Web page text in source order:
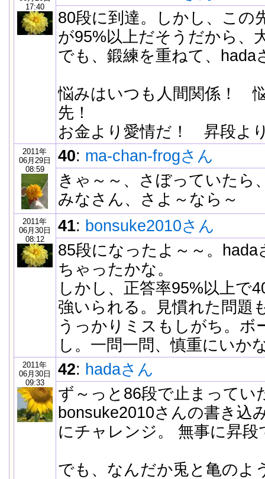
17:40
80段に到達。しかし、この
が95%以上だそうだから、
でも、鍛練を重ねて、hada
悩みはいつも人間関係！
先！
お金より愛情だ！ 昇段よ
2011年
06月29日
08:59
40: ma-chan-frogさん
きゃ～～、さぼっていたら
みなさん、さよ～なら～
2011年
06月30日
08:12
41: bonsuke2010さん
85段になったよ～～。
ちゃったかな。
しかし、正答率95%以上で
強いられる。見慣れた問題
うっかりミスもしがち。ボ
し。一問一問、慎重にいか
2011年
06月30日
09:33
42: hadaさん
ず～っと86段で止まってい
bonsuke2010さんの書き込
にチャレンジ。 無事に昇段
でも、なんだか兎と亀の